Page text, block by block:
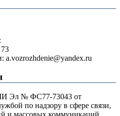
a.vozrozhdenie@yandex.ru
Эл № ФС77-73043 от
по надзору в сфере связи,
и массовых коммуникаций